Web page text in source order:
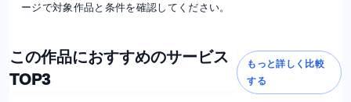
ージで対象作品と条件を確認してください。
この作品におすすめのサービス
TOP3
もっと詳しく比較
する